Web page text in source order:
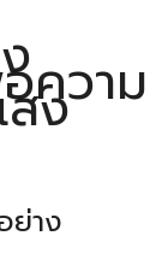
ความ
สง
ย่าง